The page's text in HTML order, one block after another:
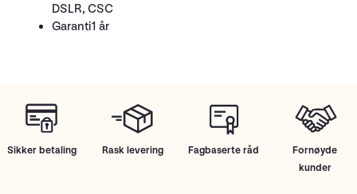
DSLR, CSC
Garanti1 år
Sikker betaling Rask levering Fagbaserte råd
Fornøyde
kunder